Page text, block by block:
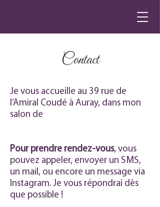
Contact
Je vous accueille au 39 rue de
l’Amiral Coudé à Auray, dans mon
salon de
Pour prendre rendez-vous, vous
pouvez appeler, envoyer un SMS,
un mail, ou encore un message via
Instagram. Je vous répondrai dès
que possible !